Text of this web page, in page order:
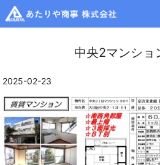
中央2マンショ
2025-02-23